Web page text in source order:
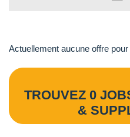
Actuellement aucune offre
TROUVEZ 0
&